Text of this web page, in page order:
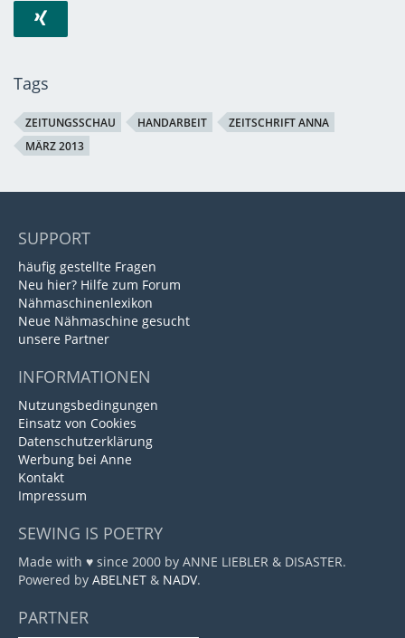
Tags
ZEITUNGSSCHAU HANDARBEIT
ZEITSCHRIFT ANNA
MÄRZ 2013
SUPPORT
häufig gestellte Fragen
Neu hier? Hilfe zum Forum
Nähmaschinenlexikon
Neue Nähmaschine gesucht
unsere Partner
INFORMATIONEN
Nutzungsbedingungen
Einsatz von Cookies
Datenschutzerklärung
Werbung bei Anne
Kontakt
Impressum
SEWING IS POETRY
Made with ♥ since 2000 by ANNE LIEBLER & DISASTER.
Powered by ABELNET & NADV.
PARTNER